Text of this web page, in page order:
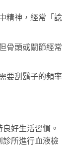
精神，經常「諗
骨頭或關節經常
要刮鬍子的頻率
好生活習慣。
診所進行血液檢